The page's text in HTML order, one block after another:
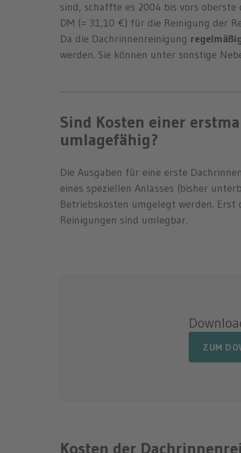
sind, schaffte es 2004 bis vors
DM (= 31,10 €) für die Reinigung der
Da die Dachrinnenreinigung
werden. Sie können unter sonstige
Sind Kosten einer
umlagefähig?
Die Ausgaben für eine erste
eines speziellen Anlasses (bisher
Betriebskosten umgelegt werden.
Reinigungen sind umlegbar.
ZUM
Kosten der